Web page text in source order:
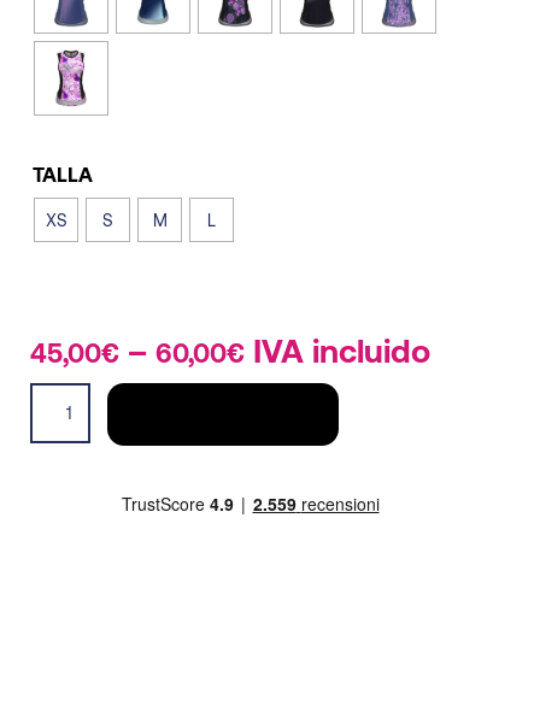
TALLA
XS S M L
45,00€ – 60,00€ Price
range:
through
IVA incluido